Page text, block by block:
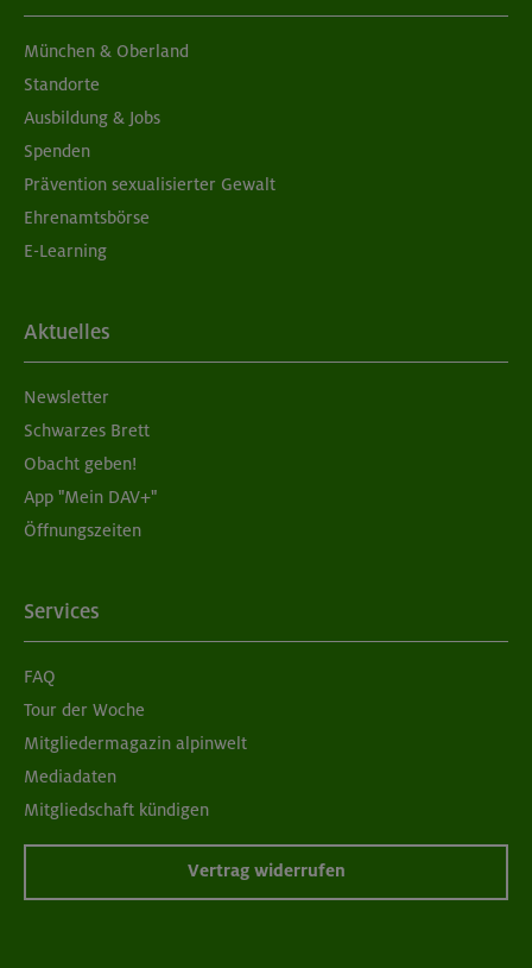
München & Oberland
Standorte
Ausbildung & Jobs
Spenden
Prävention sexualisierter Gewalt
Ehrenamtsbörse
E-Learning
Aktuelles
Newsletter
Schwarzes Brett
Obacht geben!
App "Mein DAV+"
Öffnungszeiten
Services
FAQ
Tour der Woche
Mitgliedermagazin alpinwelt
Mediadaten
Mitgliedschaft kündigen
Vertrag widerrufen